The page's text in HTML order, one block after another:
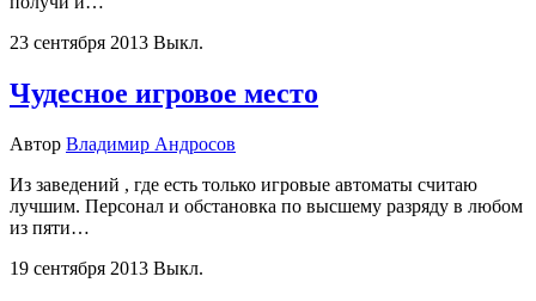
23 сентября 2013 Выкл.
Чудесное игровое место
Автор Владимир Андросов
Из заведений , где есть только игровые автоматы считаю
лучшим. Персонал и обстановка по высшему разряду в любом
из пяти…
19 сентября 2013 Выкл.